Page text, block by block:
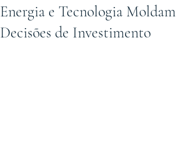
Energia e Tecnologia Moldam
Decisões de Investimento